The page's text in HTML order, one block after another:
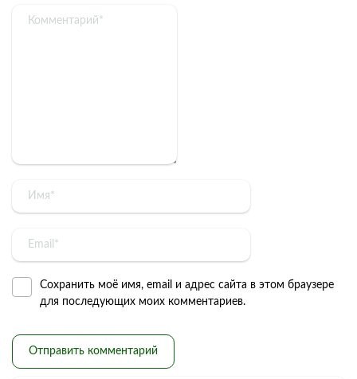
Сохранить моё имя, email и адрес сайта в этом браузере
для последующих моих комментариев.